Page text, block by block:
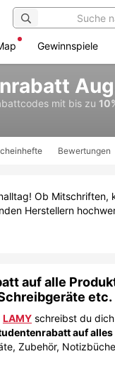
Gewinnspiele
mit bis zu
Bewertungen
Ob
Herstellern
auf alle
etc.
LAMY schreibst du
auf alles
Zubehör,